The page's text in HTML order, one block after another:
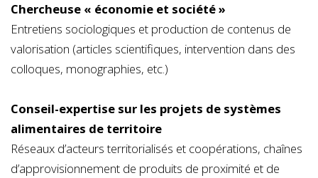
Chercheuse « économie et société »
Entretiens sociologiques et production de contenus de
valorisation (articles scientifiques, intervention dans des
colloques, monographies, etc.)
Conseil-expertise sur les projets de systèmes
alimentaires de territoire
Réseaux d’acteurs territorialisés et coopérations, chaînes
d’approvisionnement de produits de proximité et de